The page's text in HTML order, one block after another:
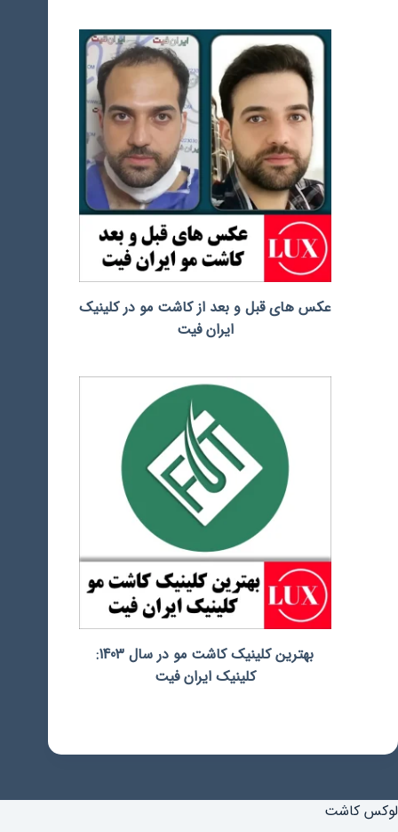
عکس های قبل و بعد از کاشت مو در کلینیک
ایران فیت
بهترین کلینیک کاشت مو در سال 1403:
کلینیک ایران فیت
لوکس کاشت